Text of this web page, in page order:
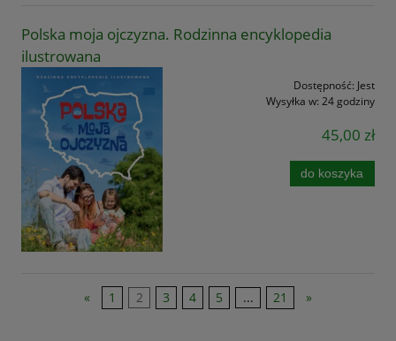
Polska moja ojczyzna. Rodzinna encyklopedia
ilustrowana
Dostępność: Jest
Wysyłka w: 24 godziny
45,00 zł
do koszyka
« 1 2 3 4 5 ... 21 »